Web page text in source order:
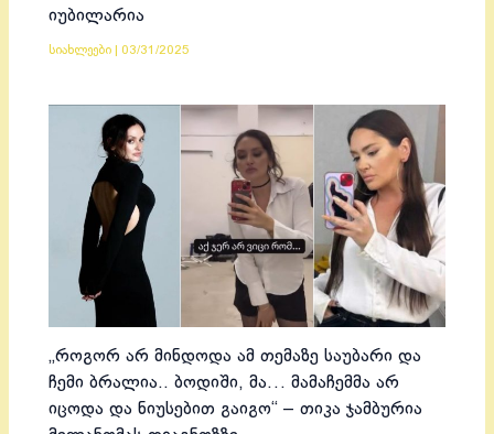
იუბილარია
სიახლეები 03/31/2025
„როგორ არ მინდოდა ამ თემაზე საუბარი და
ჩემი ბრალია.. ბოდიში, მა… მამაჩემმა არ
იცოდა და ნიუსებით გაიგო“ – თიკა ჯამბურია